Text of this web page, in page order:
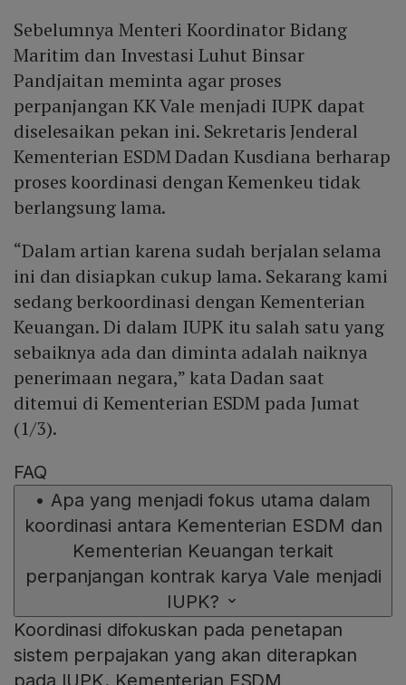
Sebelumnya Menteri Koordinator Bidang
Maritim dan Investasi Luhut Binsar
Pandjaitan meminta agar proses
perpanjangan KK Vale menjadi IUPK dapat
diselesaikan pekan ini. Sekretaris Jenderal
Kementerian ESDM Dadan Kusdiana berharap
proses koordinasi dengan Kemenkeu tidak
berlangsung lama.
“Dalam artian karena sudah berjalan selama
ini dan disiapkan cukup lama. Sekarang kami
sedang berkoordinasi dengan Kementerian
Keuangan. Di dalam IUPK itu salah satu yang
sebaiknya ada dan diminta adalah naiknya
penerimaan negara,” kata Dadan saat
ditemui di Kementerian ESDM pada Jumat
(1/3).
FAQ
• Apa yang menjadi fokus utama dalam
koordinasi antara Kementerian ESDM dan
Kementerian Keuangan terkait
perpanjangan kontrak karya Vale menjadi
IUPK?
Koordinasi difokuskan pada penetapan
sistem perpajakan yang akan diterapkan